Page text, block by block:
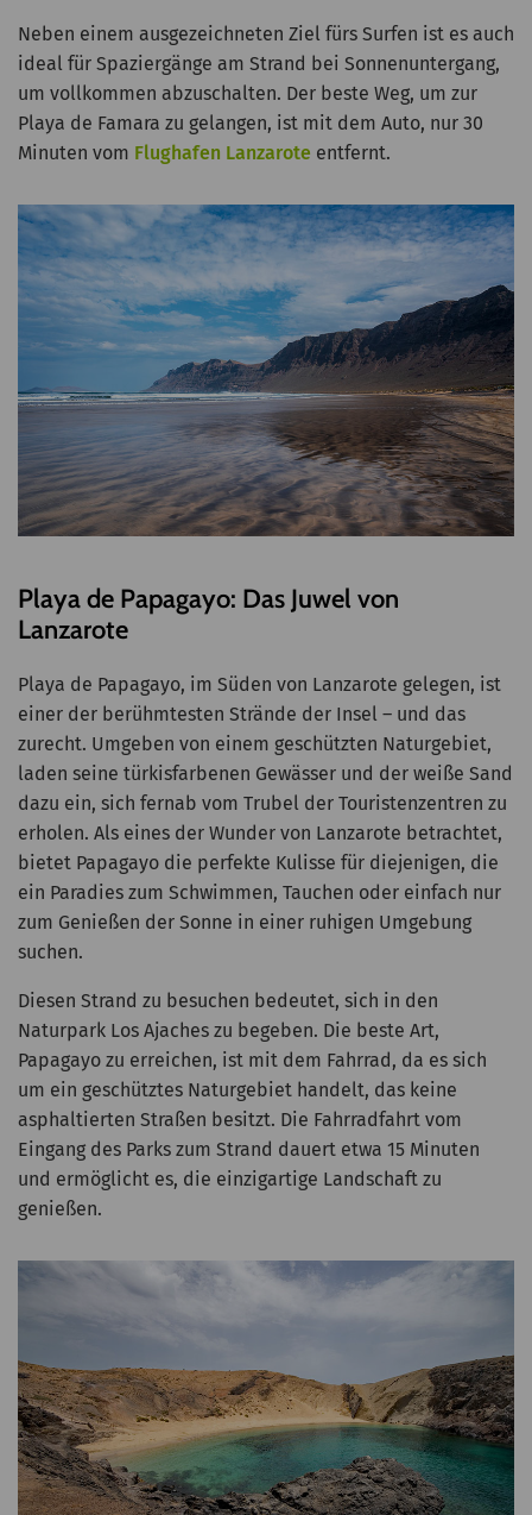
Neben einem ausgezeichneten Ziel fürs Surfen ist es auch
ideal für Spaziergänge am Strand bei Sonnenuntergang,
um vollkommen abzuschalten. Der beste Weg, um zur
Playa de Famara zu gelangen, ist mit dem Auto, nur 30
Minuten vom Flughafen Lanzarote entfernt.
Playa de Papagayo: Das Juwel von
Lanzarote
Playa de Papagayo, im Süden von Lanzarote gelegen, ist
einer der berühmtesten Strände der Insel – und das
zurecht. Umgeben von einem geschützten Naturgebiet,
laden seine türkisfarbenen Gewässer und der weiße Sand
dazu ein, sich fernab vom Trubel der Touristenzentren zu
erholen. Als eines der Wunder von Lanzarote betrachtet,
bietet Papagayo die perfekte Kulisse für diejenigen, die
ein Paradies zum Schwimmen, Tauchen oder einfach nur
zum Genießen der Sonne in einer ruhigen Umgebung
suchen.
Diesen Strand zu besuchen bedeutet, sich in den
Naturpark Los Ajaches zu begeben. Die beste Art,
Papagayo zu erreichen, ist mit dem Fahrrad, da es sich
um ein geschütztes Naturgebiet handelt, das keine
asphaltierten Straßen besitzt. Die Fahrradfahrt vom
Eingang des Parks zum Strand dauert etwa 15 Minuten
und ermöglicht es, die einzigartige Landschaft zu
genießen.